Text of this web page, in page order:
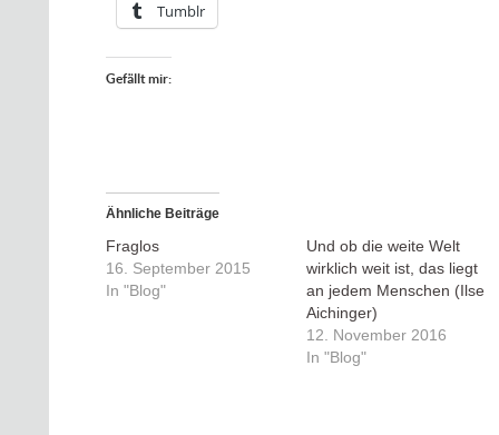
Tumblr
Gefällt mir:
Ähnliche Beiträge
Fraglos
16. September 2015
In "Blog"
Und ob die weite Welt
wirklich weit ist, das liegt
an jedem Menschen (Ilse
Aichinger)
12. November 2016
In "Blog"